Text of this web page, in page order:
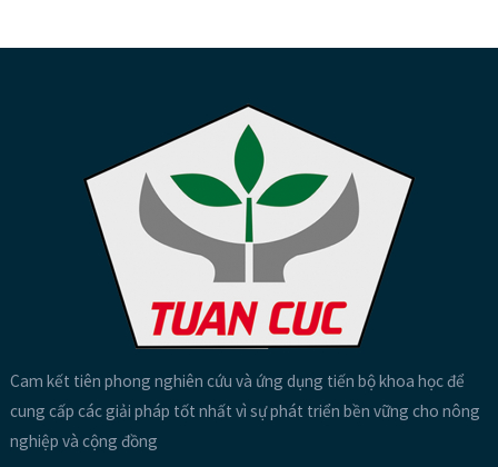
Cam kết tiên phong nghiên cứu và ứng dụng tiến bộ khoa học để
cung cấp các giải pháp tốt nhất vì sự phát triển bền vững cho nông
nghiệp và cộng đồng